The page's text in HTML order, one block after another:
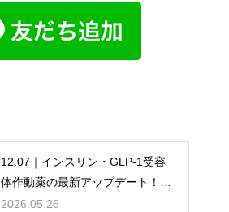
12.07｜インスリン・GLP-1受容
体作動薬の最新アップデート！薬
剤師が押さえるべき糖尿病注射療
2026.05.26